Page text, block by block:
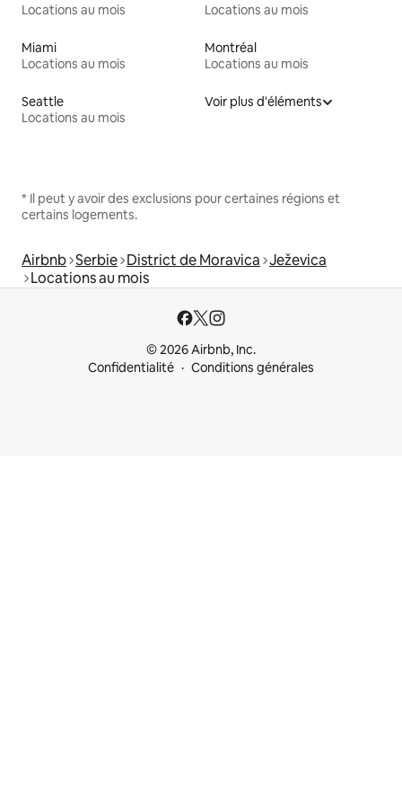
Locations au mois
Locations au mois
Miami
Locations au mois
Montréal
Locations au mois
Seattle
Locations au mois
Voir plus d'éléments
* Il peut y avoir des exclusions pour certaines régions et
certains logements.
Airbnb Serbie District de Moravica Ježevica
Locations au mois
© 2026 Airbnb, Inc.
Confidentialité
Conditions générales